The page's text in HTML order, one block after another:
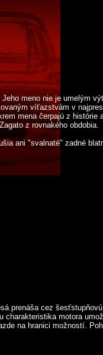
meno nie je umelým
víťazstvám v
mena čerpajú z
z rovnakého obdobia.
ani "svalnaté" zadné
prenáša cez
motora
na hranici možností.